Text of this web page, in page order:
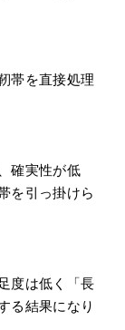
帯を直接処理
確実性が低
を引っ掛けら
度は低く「長
る結果になり